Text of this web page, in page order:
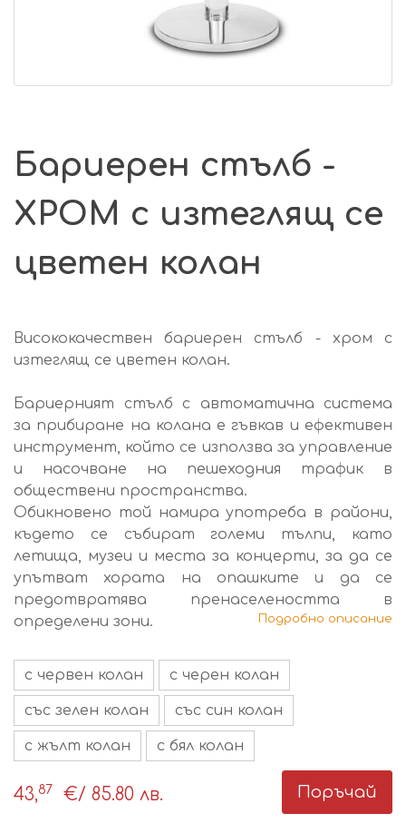
Бариерен стълб -
ХРОМ с изтеглящ се
цветен колан
Висококачествен бариерен стълб - хром с
изтеглящ се цветен колан.
Бариерният стълб с автоматична система
за прибиране на колана е гъвкав и ефективен
инструмент, който се използва за управление
и насочване на пешеходния трафик в
обществени пространства.
Обикновено той намира употреба в райони,
където се събират големи тълпи, като
летища, музеи и места за концерти, за да се
упътват хората на опашките и да се
предотвратява пренаселеността в
определени зони.
Подробно описание
с червен колан с черен колан
със зелен колан със син колан
с жълт колан с бял колан
43,87 €/ 85.80 лв. Поръчай